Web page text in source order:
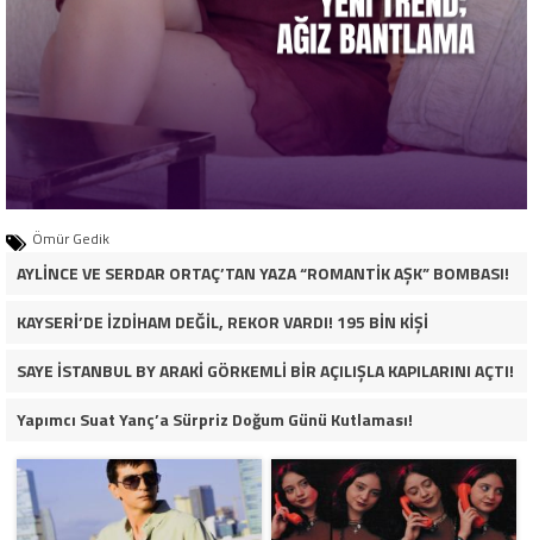
Ömür Gedik
AYLİNCE VE SERDAR ORTAÇ’TAN YAZA “ROMANTİK AŞK” BOMBASI!
KAYSERİ’DE İZDİHAM DEĞİL, REKOR VARDI! 195 BİN KİŞİ
SAYE İSTANBUL BY ARAKİ GÖRKEMLİ BİR AÇILIŞLA KAPILARINI AÇTI!
Yapımcı Suat Yanç’a Sürpriz Doğum Günü Kutlaması!